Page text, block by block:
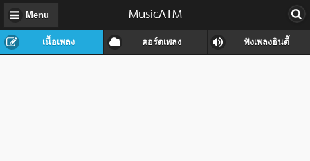
Menu MusicATM
เนื้อเพลง คอร์ดเพลง ฟังเพลงอินดี้